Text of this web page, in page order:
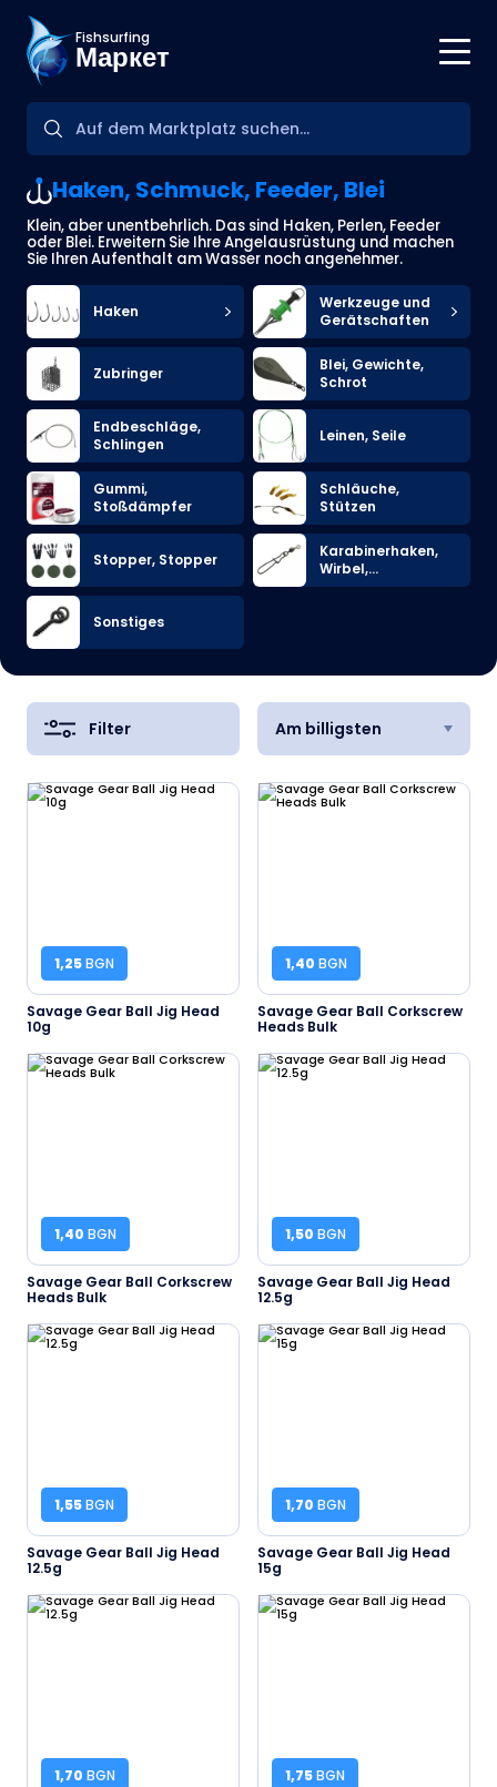
Fishsurfing
Маркет
Haken, Schmuck, Feeder, Blei
Klein, aber unentbehrlich. Das sind Haken, Perlen, Feeder
oder Blei. Erweitern Sie Ihre Angelausrüstung und machen
Sie Ihren Aufenthalt am Wasser noch angenehmer.
Haken
Werkzeuge und
Gerätschaften
Zubringer
Blei, Gewichte,
Schrot
Endbeschläge,
Schlingen
Leinen, Seile
Gummi,
Stoßdämpfer
Schläuche,
Stützen
Stopper, Stopper
Karabinerhaken,
Wirbel,
Verbindungsschm
Sonstiges
Filter Am billigsten
1,25BGN
Savage Gear Ball Jig Head
10g
1,40 BGN
Savage Gear Ball Corkscrew
Heads Bulk
1,40 BGN
Savage Gear Ball Corkscrew
Heads Bulk
1,50 BGN
Savage Gear Ball Jig Head
12.5g
1,55BGN
Savage Gear Ball Jig Head
12.5g
1,70 BGN
Savage Gear Ball Jig Head
15g
1,70 BGN 1,75BGN